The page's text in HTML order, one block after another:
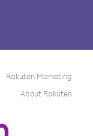
Rakuten Marketing
About Rakuten